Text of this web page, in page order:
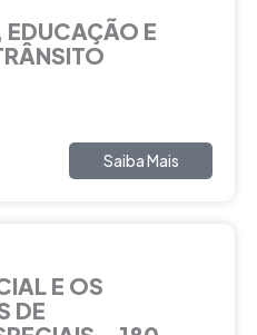
E
Saiba Mais
E OS
DE